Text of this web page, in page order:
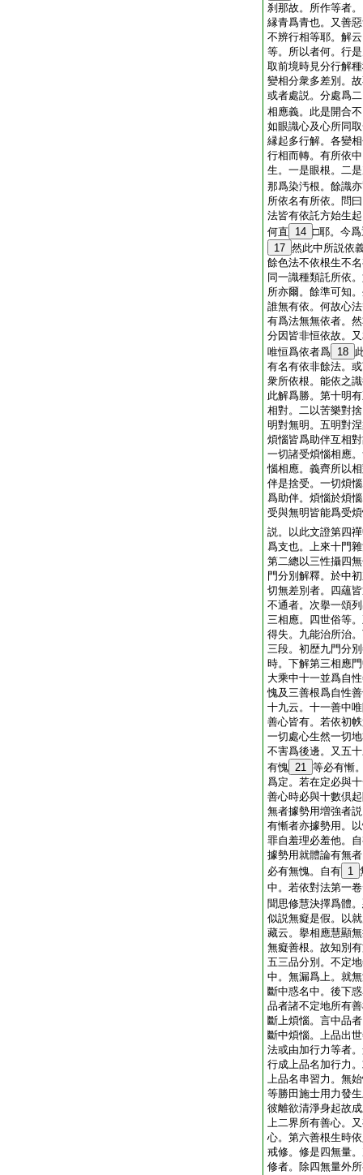
刹那故。所作等者
縁青爲青也。又善
不辨行相等耶。解
等。所以者何。行
取前境時見分行解
變相分衆多差別。
或者處説。分處爲
相應義。此是開合
如眼識心及心所同
縁起多行解。各變
行相而轉。有所依
生。一是眼根。二
那爲染汚根。餘識
所依名有所依。問
法皆有依託方始生
何直
14 □耶。今
17 然此中所説依
餘色法不依根生不
同一識種類託所依
所亦爾。餘準可知
誰無有依。何故心
有爲法無無依者。
分因皆非恒依故。
唯恒爲依者爲 18
有名有依非餘法。
衆所依根。能依之
此解爲勝。第十明
相對。二以苦樂對
明對無明。五明對
煩惱皆爲助伴互相
一切諸受煩惱相應
惱相應。義齊所以
伴是捨受。一切煩
爲助伴。煩惱於煩
受與無明皆能爲受
説。以此文證第四
爲支也。上來十門
第二總以三性攝四
門分別解釋。於中
切無差別者。四蘊
不通者。次擧一頌
三相應。四世俗等
得失。九能治所治
三段。初歴九門分
時。下解第三相應
大乘中十一並爲自
愧及三善根爲自性
十九云。十一善中
善心皆有。若依初
一切處心生然一切
不害爲後邊。又五
有愧 21 等必有慚
爲定。若在定必與
善心時必與十數倶
無者據勢用増強者
有慚者亦據勢用。
罪自羞理必羞他。
據勢用就體論有無
必有無愧。自有 1
中。若依對法第一
聞思修慧決擇爲體
似説無癡是假。以
藏云。擧相應慧顯
無癡善根。故知別
五三品分別。不定
中。無漏爲上。就
斷中惑名中。後下
品者諸不定地所有
斷上煩惱。言中品
斷中煩惱。上品出
法或由加行力等者
行成上品名加行力
上品名串習力。無
等勝田施士用力發
彼離欲清淨身起故
上二界所有善心。
心。第六善根生時
戒修。修是四無量
修者。除四無量外